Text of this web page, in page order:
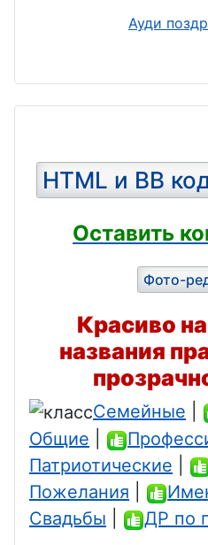
Ауди
HTML и BB
Оставить
Фото-
Красиво
названия
Семейные
Общие
Патриотические
Пожелания
Свадьбы
ДР по